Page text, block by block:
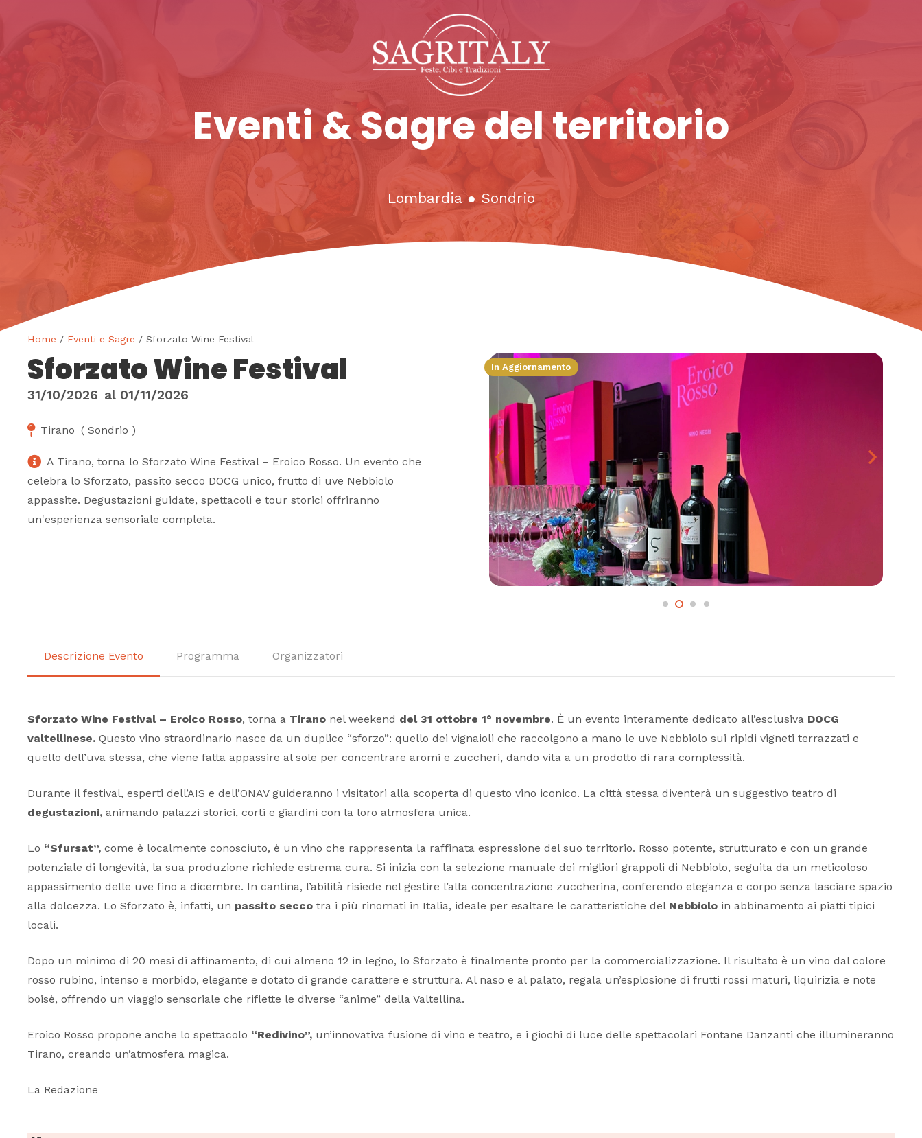
Eventi & Sagre del territorio
Lombardia ● Sondrio
Home / Eventi e Sagre / Sforzato Wine Festival
Sforzato Wine Festival
31/10/2026 al 01/11/2026
Tirano ( Sondrio )
A Tirano, torna lo Sforzato Wine Festival – Eroico Rosso. Un evento che
celebra lo Sforzato, passito secco DOCG unico, frutto di uve Nebbiolo
appassite. Degustazioni guidate, spettacoli e tour storici offriranno
un'esperienza sensoriale completa.
In Aggiornamento
Descrizione Evento Programma Organizzatori
Sforzato Wine Festival – Eroico Rosso, torna a Tirano nel weekend del 31 ottobre 1° novembre. È un evento interamente dedicato all’esclusiva DOCG
valtellinese. Questo vino straordinario nasce da un duplice “sforzo”: quello dei vignaioli che raccolgono a mano le uve Nebbiolo sui ripidi vigneti terrazzati e
quello dell’uva stessa, che viene fatta appassire al sole per concentrare aromi e zuccheri, dando vita a un prodotto di rara complessità.
Durante il festival, esperti dell’AIS e dell’ONAV guideranno i visitatori alla scoperta di questo vino iconico. La città stessa diventerà un suggestivo teatro di
degustazioni, animando palazzi storici, corti e giardini con la loro atmosfera unica.
Lo “Sfursat”, come è localmente conosciuto, è un vino che rappresenta la raffinata espressione del suo territorio. Rosso potente, strutturato e con un grande
potenziale di longevità, la sua produzione richiede estrema cura. Si inizia con la selezione manuale dei migliori grappoli di Nebbiolo, seguita da un meticoloso
appassimento delle uve fino a dicembre. In cantina, l’abilità risiede nel gestire l’alta concentrazione zuccherina, conferendo eleganza e corpo senza lasciare spazio
alla dolcezza. Lo Sforzato è, infatti, un passito secco tra i più rinomati in Italia, ideale per esaltare le caratteristiche del Nebbiolo in abbinamento ai piatti tipici
locali.
Dopo un minimo di 20 mesi di affinamento, di cui almeno 12 in legno, lo Sforzato è finalmente pronto per la commercializzazione. Il risultato è un vino dal colore
rosso rubino, intenso e morbido, elegante e dotato di grande carattere e struttura. Al naso e al palato, regala un’esplosione di frutti rossi maturi, liquirizia e note
boisè, offrendo un viaggio sensoriale che riflette le diverse “anime” della Valtellina.
Eroico Rosso propone anche lo spettacolo “Redivino”, un’innovativa fusione di vino e teatro, e i giochi di luce delle spettacolari Fontane Danzanti che illumineranno
Tirano, creando un’atmosfera magica.
La Redazione